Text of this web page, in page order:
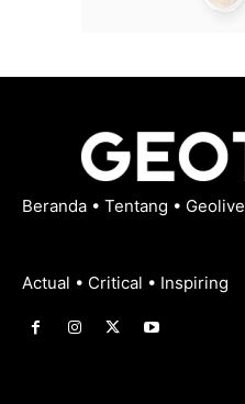
Beranda • Tentang • Geolive
Actual • Critical • Inspiring